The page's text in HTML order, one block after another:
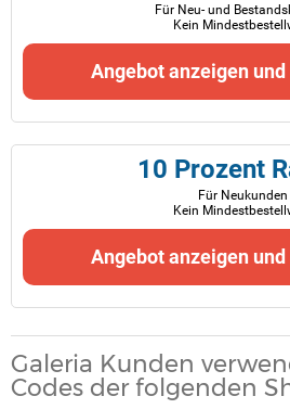
Für Neu- und
Kein
Angebot anzeigen
10 Prozent
Für Neukunden
Kein
Angebot anzeigen
Galeria Kunden
Codes der folgenden